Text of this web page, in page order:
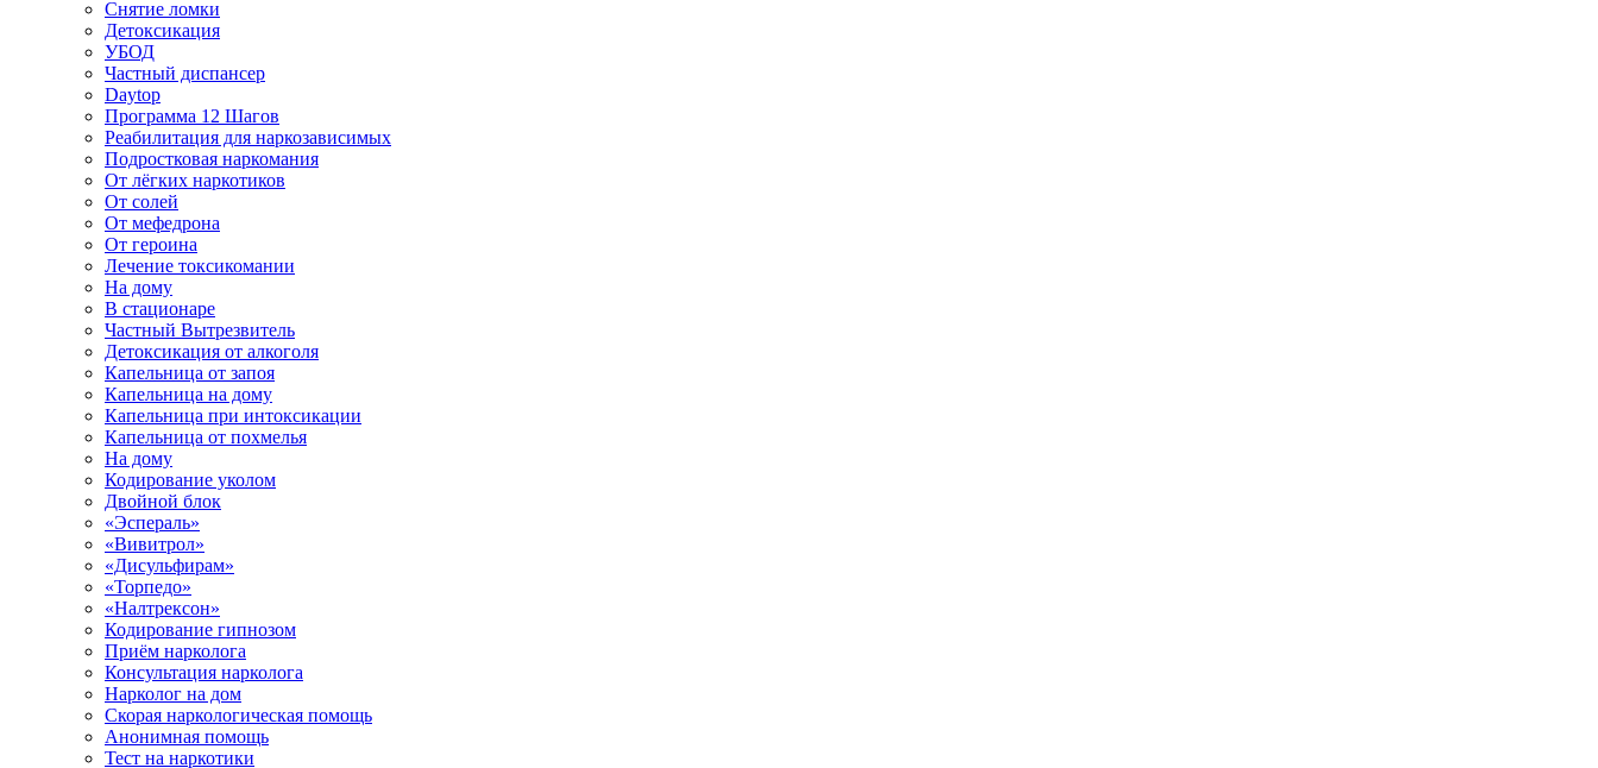
Снятие ломки
Детоксикация
УБОД
Частный диспансер
Daytop
Программа 12 Шагов
Реабилитация для наркозависимых
Подростковая наркомания
От лёгких наркотиков
От солей
От мефедрона
От героина
Лечение токсикомании
На дому
В стационаре
Частный Вытрезвитель
Детоксикация от алкоголя
Капельница от запоя
Капельница на дому
Капельница при интоксикации
Капельница от похмелья
На дому
Кодирование уколом
Двойной блок
«Эспераль»
«Вивитрол»
«Дисульфирам»
«Торпедо»
«Налтрексон»
Кодирование гипнозом
Приём нарколога
Консультация нарколога
Нарколог на дом
Скорая наркологическая помощь
Анонимная помощь
Тест на наркотики